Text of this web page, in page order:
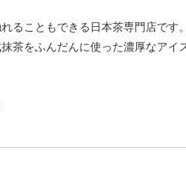
ることもできる日本茶専門店です。
茶をふんだんに使った濃厚なア